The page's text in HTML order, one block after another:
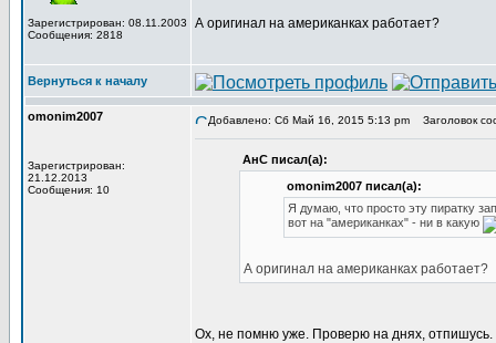
Зарегистрирован: 08.11.2003
Сообщения: 2818
А оригинал на американках работает?
Вернуться к началу
omonim2007
Зарегистрирован:
21.12.2013
Сообщения: 10
Добавлено: Сб Май 16, 2015 5:13 pm Заголовок
АнС писал(а):
omonim2007 писал(а):
Я думаю, что просто эту пиратку
вот на "американках" - ни в какую
А оригинал на американках работает?
Ох, не помню уже. Проверю на днях, отпишусь.